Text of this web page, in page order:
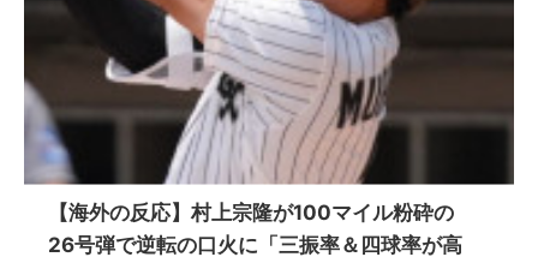
【海外の反応】村上宗隆が100マイル粉砕の
26号弾で逆転の口火に「三振率＆四球率が高